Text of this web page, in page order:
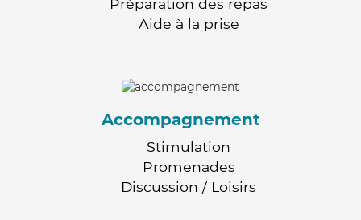
Préparation des repas
Aide à la prise
Accompagnement
Stimulation
Promenades
Discussion / Loisirs